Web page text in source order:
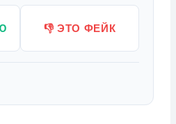
👎 ЭТО ФЕЙК